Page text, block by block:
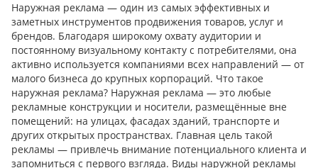
Наружная реклама — один из самых эффективных и
заметных инструментов продвижения товаров, услуг и
брендов. Благодаря широкому охвату аудитории и
постоянному визуальному контакту с потребителями, она
активно используется компаниями всех направлений — от
малого бизнеса до крупных корпораций. Что такое
наружная реклама? Наружная реклама — это любые
рекламные конструкции и носители, размещённые вне
помещений: на улицах, фасадах зданий, транспорте и
других открытых пространствах. Главная цель такой
рекламы — привлечь внимание потенциального клиента и
запомниться с первого взгляда. Виды наружной рекламы